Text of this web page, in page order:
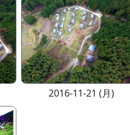
2016-11-21 (月)